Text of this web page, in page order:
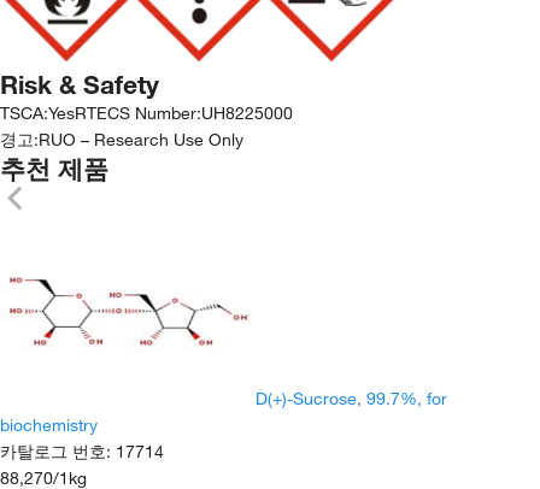
Risk & Safety
TSCA:YesRTECS Number:UH8225000
경고:RUO – Research Use Only
추천 제품
D(+)-Sucrose, 99.7%, for
biochemistry
카탈로그 번호: 17714
88,270/1kg